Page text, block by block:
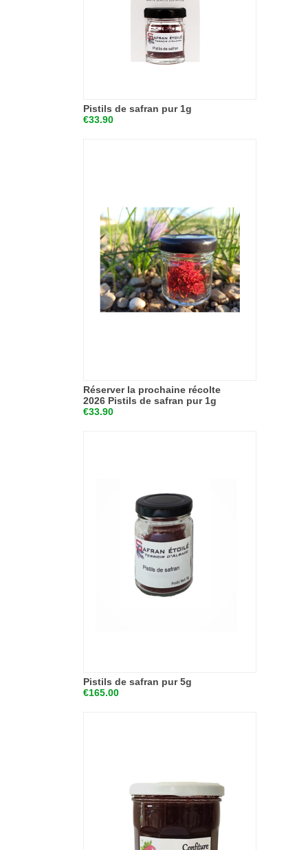
Pistils de safran pur 1g
€33.90
Réserver la prochaine récolte
2026 Pistils de safran pur 1g
€33.90
Pistils de safran pur 5g
€165.00